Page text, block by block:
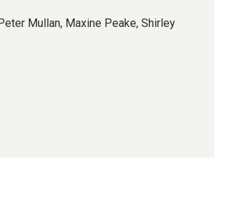
Mullan, Maxine Peake, Shirley